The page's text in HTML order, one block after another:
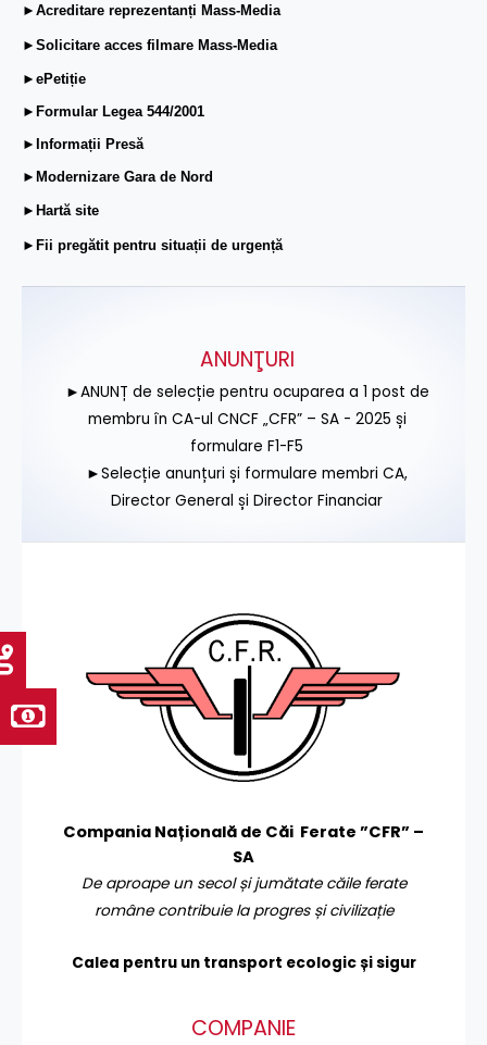
►Acreditare reprezentanți Mass-Media
►Solicitare acces filmare Mass-Media
►ePetiție
►Formular Legea 544/2001
►Informații Presă
►Modernizare Gara de Nord
►Hartă site
►Fii pregătit pentru situații de urgență
ANUNŢURI
►ANUNȚ de selecție pentru ocuparea a 1 post de
membru în CA-ul CNCF „CFR” – SA - 2025 și
formulare F1-F5
►Selecție anunțuri și formulare membri CA,
Director General și Director Financiar
Compania Națională de Căi Ferate ”CFR” –
SA
De aproape un secol și jumătate căile ferate
române contribuie la progres și civilizație
Calea pentru un transport ecologic și sigur
COMPANIE